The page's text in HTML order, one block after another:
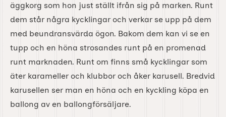
äggkorg som hon just ställt ifrån sig på marken. Runt
dem står några kycklingar och verkar se upp på dem
med beundransvärda ögon. Bakom dem kan vi se en
tupp och en höna strosandes runt på en promenad
runt marknaden. Runt om finns små kycklingar som
äter karameller och klubbor och åker karusell. Bredvid
karusellen ser man en höna och en kyckling köpa en
ballong av en ballongförsäljare.